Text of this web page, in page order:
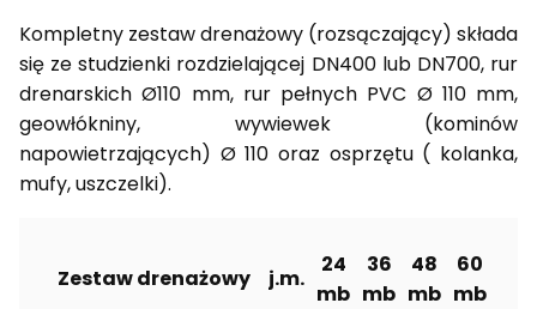
Kompletny zestaw drenażowy (rozsączający) składa
się ze studzienki rozdzielającej DN400 lub DN700, rur
drenarskich Ø110 mm, rur pełnych PVC Ø 110 mm,
geowłókniny, wywiewek (kominów
napowietrzających) Ø 110 oraz osprzętu ( kolanka,
mufy, uszczelki).
Zestaw drenażowy j.m.
24
mb
36
mb
48
mb
60
mb